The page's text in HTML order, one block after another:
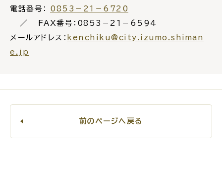
ごみ出しおたすけア
各種申請書・様式ダ
電話番号： 0853－21－6720
FAX番号：0853－21－6594
メールアドレス： kenchiku@city.izumo.shiman
e.jp
前のページへ戻る